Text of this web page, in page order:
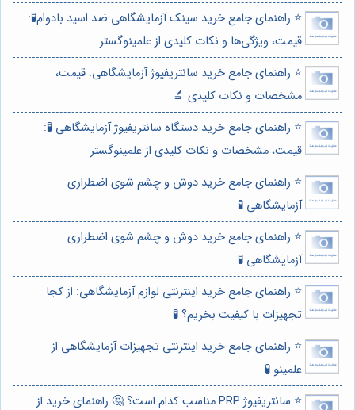
⭐️ راهنمای جامع خرید سینک آزمایشگاهی ضد اسید بادوام🧪:
قیمت، ویژگی‌ها و نکات کلیدی از علمینوگستر
⭐️ راهنمای جامع خرید سانتریفیوژ آزمایشگاهی: قیمت،
مشخصات و نکات کلیدی 🔬
⭐️ راهنمای جامع خرید دستگاه سانتریفیوژ آزمایشگاهی 🧪:
قیمت، مشخصات و نکات کلیدی از علمینوگستر
⭐️ راهنمای جامع خرید دوش و چشم شوی اضطراری
آزمایشگاهی 🧪
⭐️ راهنمای جامع خرید دوش و چشم شوی اضطراری
آزمایشگاهی 🧪
⭐️ راهنمای جامع خرید اینترنتی لوازم آزمایشگاهی: از کجا
تجهیزات با کیفیت بخریم؟ 🧪
⭐️ راهنمای جامع خرید اینترنتی تجهیزات آزمایشگاهی از
علمینو 🧪
⭐️ سانتریفیوژ PRP مناسب کدام است؟ 🤔 راهنمای خرید از